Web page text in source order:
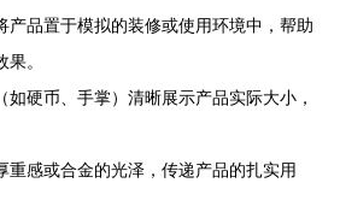
产品置于模拟的装修或使用环境中，帮助
。
如硬币、手掌）清晰展示产品实际大小，
重感或合金的光泽，传递产品的扎实用